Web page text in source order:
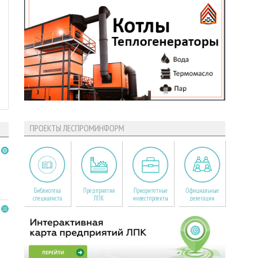
ПРОЕКТЫ ЛЕСПРОМИНФОРМ
Библиотека
специалиста
Предприятия
ЛПК
Приоритетные
инвестпроекты
Официальные
делегации